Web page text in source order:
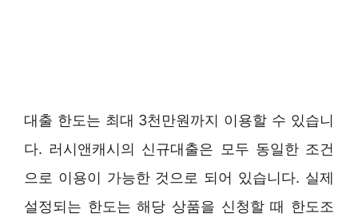
대출 한도는 최대 3천만원까지 이용할 수 있습니
다. 러시앤캐시의 신규대출은 모두 동일한 조건
으로 이용이 가능한 것으로 되어 있습니다. 실제
설정되는 한도는 해당 상품을 신청할 때 한도조